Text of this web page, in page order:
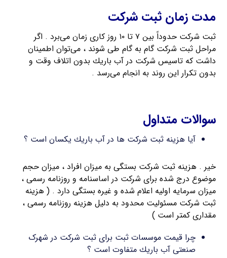
مدت زمان ثبت شرکت
ثبت شرکت حدوداً بین ۷ تا ۱۰ روز کاری زمان می‌برد . اگر
مراحل ثبت شرکت گام به گام طی شوند ، می‌توان اطمینان
داشت که تاسیس شرکت در آب باريك بدون اتلاف وقت و
بدون تکرار این روند به انجام می‌رسد .
سوالات متداول
آیا هزینه ثبت شرکت ها در آب باريك یکسان است ؟
خیر . هزینه ثبت شرکت بستگی به میزان افراد ، میزان حجم
موضوع درج شده برای شرکت در اساسنامه و روزنامه رسمی ،
میزان سرمایه اولیه اعلام شده و غیره بستگی دارد . ( هزینه
ثبت شرکت مسئولیت محدود به دلیل هزینه روزنامه رسمی ،
مقداری کمتر است )
چرا قیمت موسسات ثبت برای ثبت شرکت در شهرک
صنعتی آب باريك متفاوت است ؟